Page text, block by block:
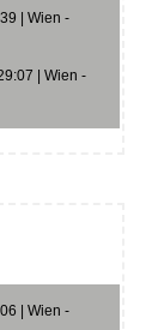
| Wien -
| Wien -
| Wien -